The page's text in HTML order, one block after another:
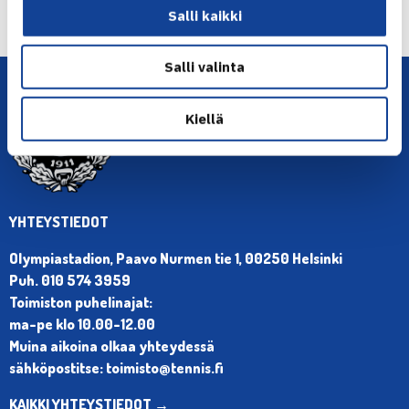
Salli kaikki
Salli valinta
Kiellä
YHTEYSTIEDOT
Olympiastadion, Paavo Nurmen tie 1, 00250 Helsinki
Puh. 010 574 3959
Toimiston puhelinajat:
ma-pe klo 10.00-12.00
Muina aikoina olkaa yhteydessä
sähköpostitse: toimisto@tennis.fi
KAIKKI YHTEYSTIEDOT →